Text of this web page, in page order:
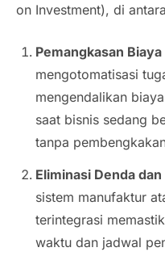
on Investment), di
Pemangkasan
mengotomatisasi
mengendalikan
saat bisnis sedang
tanpa
Eliminasi Denda
sistem manufaktur
terintegrasi
waktu dan jadwal